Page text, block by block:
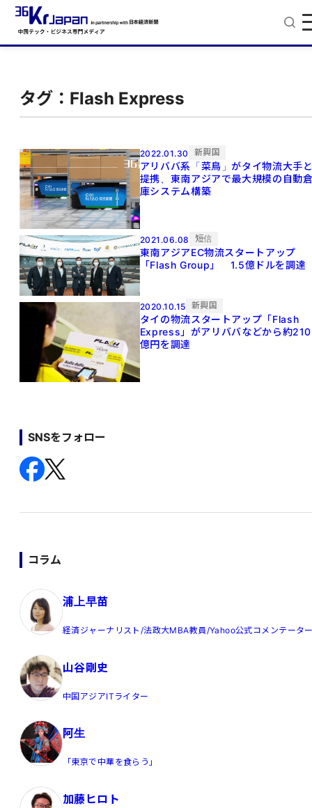
タグ：Flash Express
2022.01.30 新興国
アリババ系「菜鳥」がタイ物流大手
提携、東南アジアで最大規模の自動
庫システム構築
2021.06.08 短信
東南アジアEC物流スタートアップ
「Flash Group」 1.5億ドルを調達
2020.10.15 新興国
タイの物流スタートアップ「Flash
Express」がアリババなどから約210
億円を調達
SNSをフォロー
コラム
浦上早苗
経済ジャーナリスト/法政大MBA教員/Yahoo公式コメンテータ
山谷剛史
中国アジアITライター
阿生
「東京で中華を食らう」
加藤ヒロト